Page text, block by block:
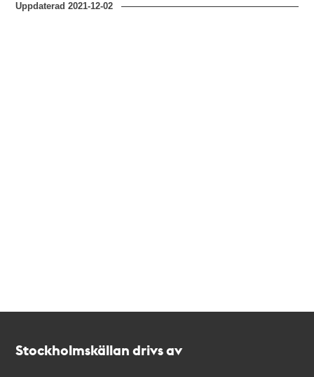
Uppdaterad2021-12-02
Stockholmskällan drivs av